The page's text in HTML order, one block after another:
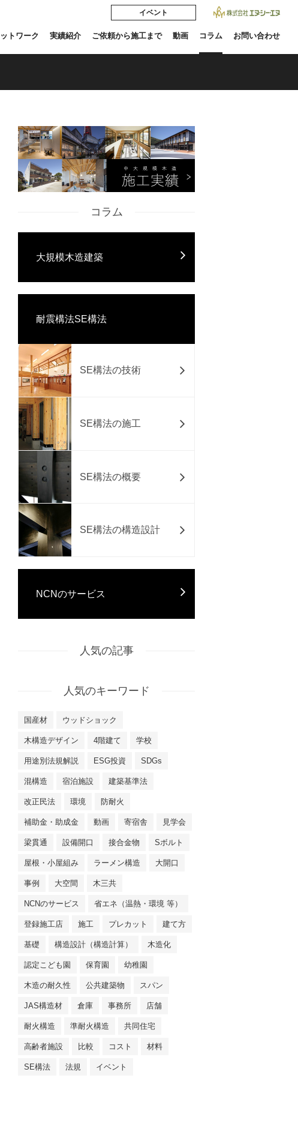
イベント
トワーク 実績紹介 ご依頼から施工まで 動画 コラム お問い合わせ
コラム
大規模木造建築
耐震構法SE構法
SE構法の技術
SE構法の施工
SE構法の概要
SE構法の構造設計
NCNのサービス
人気の記事
人気のキーワード
国産材 ウッドショック
木構造デザイン 4階建て 学校
用途別法規解説 ESG投資 SDGs
混構造 宿泊施設 建築基準法
改正民法 環境 防耐火
補助金・助成金 動画 寄宿舎 見学会
梁貫通 設備開口 接合金物 Sボルト
屋根・小屋組み ラーメン構造 大開口
事例 大空間 木三共
NCNのサービス 省エネ（温熱・環境 等）
登録施工店 施工 プレカット 建て方
基礎 構造設計（構造計算） 木造化
認定こども園 保育園 幼稚園
木造の耐久性 公共建築物 スパン
JAS構造材 倉庫 事務所 店舗
耐火構造 準耐火構造 共同住宅
高齢者施設 比較 コスト 材料
SE構法 法規 イベント